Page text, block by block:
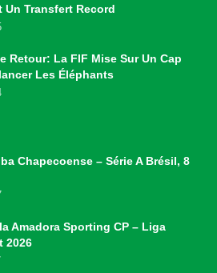
Transfert Record
Retour: La FIF Mise Sur Un Cap
Les Éléphants
Chapecoense – Série A Brésil, 8
Amadora Sporting CP – Liga
2026